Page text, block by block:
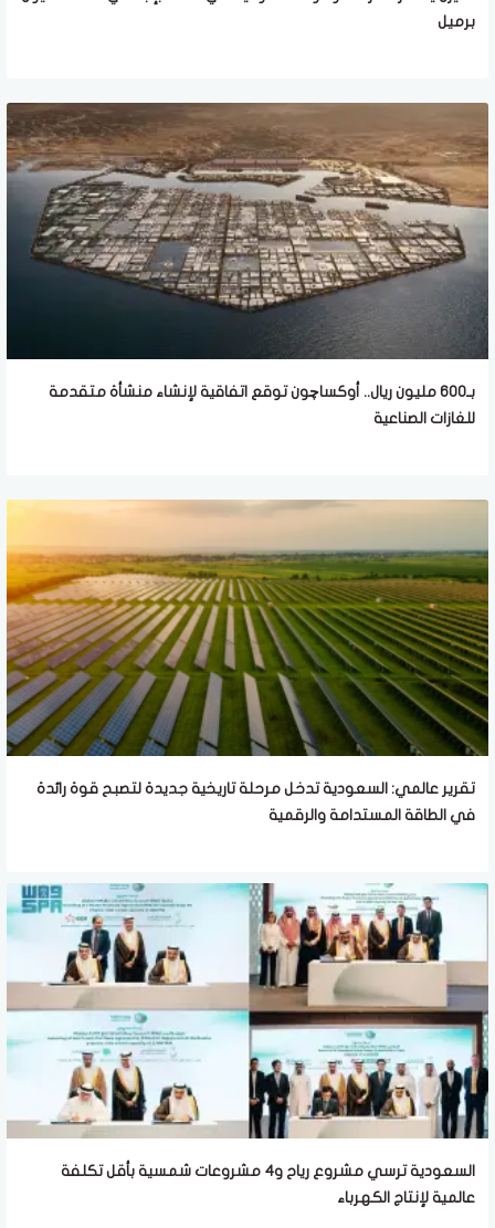
برميل
بـ600 مليون ريال.. أوكساچون توقع اتفاقية لإنشاء منشأة متقدمة
للغازات الصناعية
تقرير عالمي: السعودية تدخل مرحلة تاريخية جديدة لتصبح قوة رائدة
في الطاقة المستدامة والرقمية
السعودية ترسي مشروع رياح و4 مشروعات شمسية بأقل تكلفة
عالمية لإنتاج الكهرباء